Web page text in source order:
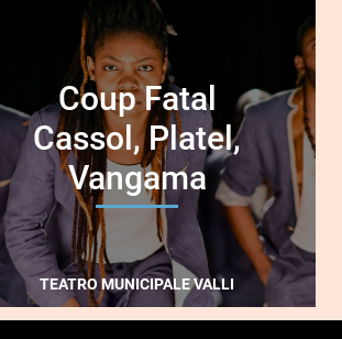
Coup Fatal
Cassol, Platel,
Vangama
TEATRO MUNICIPALE VALLI